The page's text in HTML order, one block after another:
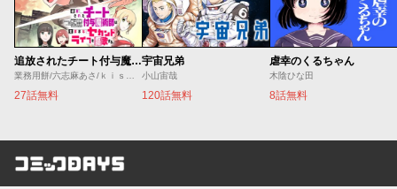
追放されたチート付与魔術師は気ままなセカンドライフを謳歌する。 ～俺は武器だけじゃなく、あらゆるものに『強化ポイント』を付与できるし、俺の意思でいつでも効果を解除できるけど、残った人たち大丈夫？～
27話無料
宇宙兄弟
小山宙哉
120話無料
虐幸のくるちゃん
木陰ひな田
8話無料
コミックDAYS